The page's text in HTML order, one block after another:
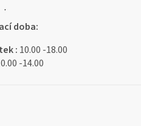
.
doba:
: 10.00 -18.00
-14.00